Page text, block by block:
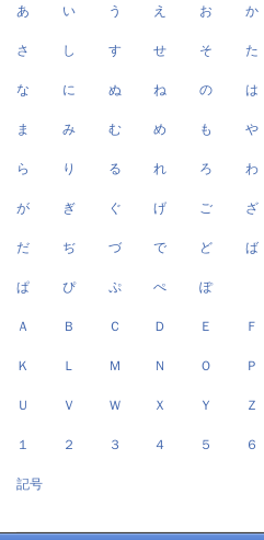
あ い う え お か
さ し す せ そ た
な に ぬ ね の は
ま み む め も や
ら り る れ ろ わ
が ぎ ぐ げ ご ざ
だ ぢ づ で ど ば
ぱ ぴ ぷ ぺ ぽ
Ａ Ｂ Ｃ Ｄ Ｅ Ｆ
Ｋ Ｌ Ｍ Ｎ Ｏ Ｐ
Ｕ Ｖ Ｗ Ｘ Ｙ Ｚ
１ ２ ３ ４ ５ ６
記号